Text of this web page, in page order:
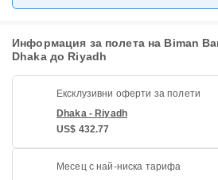
Информация за полета на Biman
Dhaka до Riyadh
Ексклузивни оферти за полети
Dhaka - Riyadh
US$ 432.77
Месец с най-ниска тарифа